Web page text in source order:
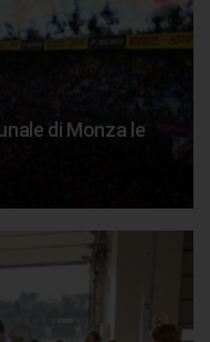
di Monza le